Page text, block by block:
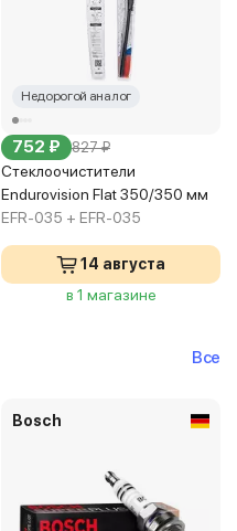
Недорогой аналог
752 ₽ 827 ₽
Стеклоочистители
Endurovision Flat 350/350 мм
EFR-035 + EFR-035
14 августа
в 1 магазине
Все
Bosch